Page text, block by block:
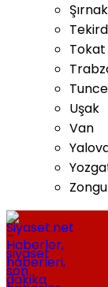
Şırnak
Tokat
Uşak
Van